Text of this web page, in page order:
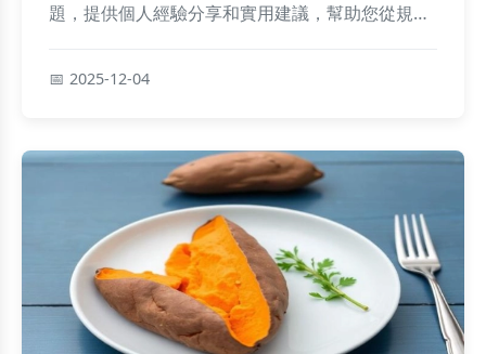
題，提供個人經驗分享和實用建議，幫助您從規劃
2025-12-04